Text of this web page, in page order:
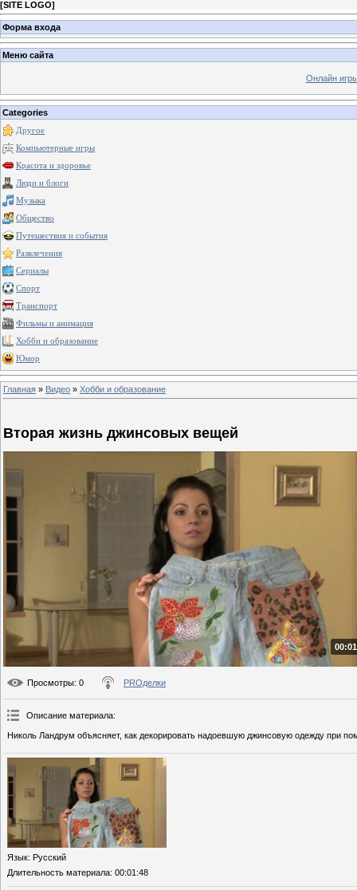
[SITE LOGO]
Форма входа
Меню сайта
Онлайн
Categories
Другое
Компьютерные игры
Красота и здоровье
Люди и блоги
Музыка
Общество
Путешествия и события
Развлечения
Сериалы
Спорт
Транспорт
Фильмы и анимация
Хобби и образование
Юмор
Главная » Видео » Хобби и образование
Вторая жизнь джинсовых вещей
Просмотры: 0 PROделки
Описание материала:
Николь Ландрум объясняет, как декорировать надоевшую джинсовую одежду при
Язык: Русский
Длительность материала: 00:01:48